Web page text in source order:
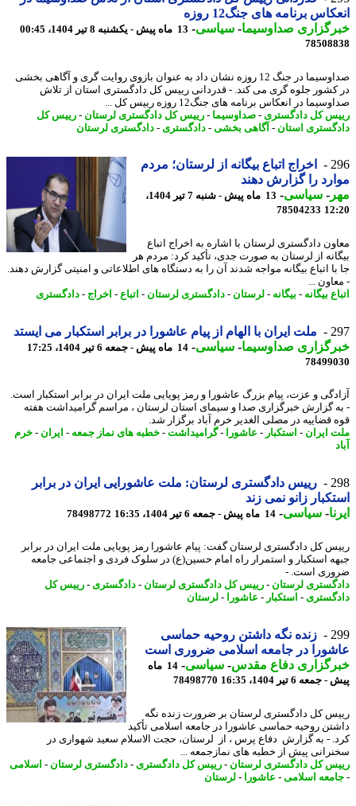
برنامه های جنگ12 روزه
صداوسیما-سیاسی-13 ماه پیش - یکشنبه 8 تیر 1404، 00:45
صداوسیما در جنگ 12 روزه نشان داد به عنوان بازوی روایت گری و آگاهی بخشی
جلوه گری می کند. - قدردانی رییس کل دادگستری استان از تلاش
در انعکاس برنامه های جنگ12 روزه رییس کل ...
کل دادگستری- صداوسیما-رییس کل دادگستری لرستان-رییس کل
استان-آگاهی بخشی-دادگستری- دادگستری لرستان
اخراج اتباع بیگانه از لرستان؛ مردم
را گزارش دهند
-سیاسی-
13 ماه پیش - شنبه 7 تیر 1404،
78504233
دادگستری لرستان با اشاره به اخراج اتباع
از لرستان به صورت جدی، تأکید کرد: مردم هر
اتباع بیگانه مواجه شدند آن را به دستگاه های اطلاعاتی و امنیتی گزارش دهند.
...
بیگانه-بیگانه-لرستان-دادگستری لرستان-اتباع -اخراج- دادگستری
ملت ایران با الهام از پیام عاشورا در برابر استکبار می ایستد
صداوسیما-سیاسی-14 ماه پیش - جمعه 6 تیر 1404، 17:25
و عزت، پیام بزرگ عاشورا و رمز پویایی ملت ایران در برابر استکبار است.
گزارش خبرگزاری صدا و سیمای استان لرستان ، مراسم گرامیداشت هفته
قضاییه در مصلی الغدیر خرم آباد برگزار شد.
ایران - استکبار-عاشورا-گرامیداشت -خطبه های نماز جمعه-ایران -
خرم
رییس دادگستری لرستان: ملت عاشورایی ایران در برابر
زانو نمی زند
-سیاسی-14 ماه پیش - جمعه 6 تیر 1404، 16:35 78498772
کل دادگستری لرستان گفت: پیام عاشورا رمز پویایی ملت ایران در برابر
استکبار و استمرار راه امام حسین(ع) در سلوک فردی و اجتماعی جامعه
است. -
لرستان-رییس کل دادگستری لرستان-دادگستری- رییس کل
- استکبار-عاشورا-لرستان
زنده نگه داشتن روحیه حماسی
در جامعه اسلامی ضروری است
دفاع مقدس-سیاسی-
14 ماه
6 تیر 1404، 16:35
78498770
کل دادگستری لرستان بر ضرورت زنده نگه
روحیه حماسی عاشورا در جامعه اسلامی تأکید
- به گزارش دفاع پرس ، از لرستان، حجت الاسلام سعید شهواری در
پیش از خطبه های نمازجمعه ...
کل دادگستری لرستان-رییس کل دادگستری- دادگستری لرستان-اسلامی
اسلامی-عاشورا-لرستان